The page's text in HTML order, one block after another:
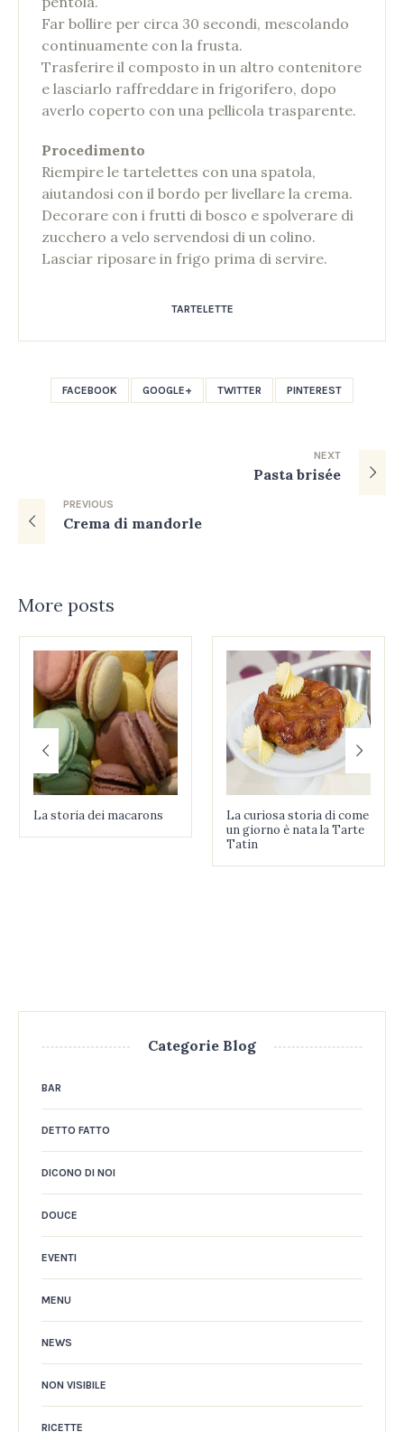
Far bollire per circa 30 secondi, mescolando
continuamente con la frusta.
Trasferire il composto in un altro contenitore
e lasciarlo raffreddare in frigorifero, dopo
averlo coperto con una pellicola trasparente.
Procedimento
Riempire le tartelettes con una spatola,
aiutandosi con il bordo per livellare la crema.
Decorare con i frutti di bosco e spolverare di
zucchero a velo servendosi di un colino.
Lasciar riposare in frigo prima di servire.
TARTELETTE
FACEBOOK GOOGLE+ TWITTER PINTEREST
NEXT
Pasta brisée
PREVIOUS
Crema di mandorle
More posts
La storia dei macarons
La curiosa storia di come
un giorno è nata la Tarte
Tatin
Categorie Blog
BAR
DETTO FATTO
DICONO DI NOI
DOUCE
EVENTI
MENU
NEWS
NON VISIBILE
RICETTE